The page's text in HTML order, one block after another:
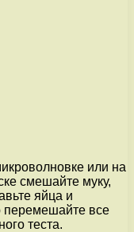
или на
смешайте муку,
яйца и
перемешайте все
теста.